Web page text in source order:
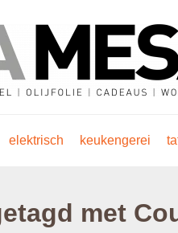
elektrisch keukengerei
met